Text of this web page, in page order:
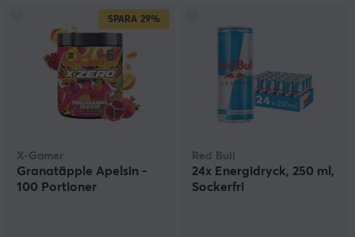
SPARA 29%
X-Gamer
Granatäpple Apelsin -
100 Portioner
Red Bull
24x Energidryck, 250 ml,
Sockerfri